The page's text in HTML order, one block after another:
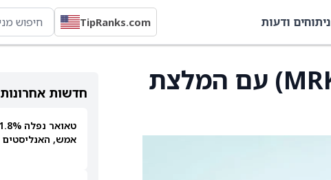
ניתוחים ודעות TipRanks.com
חדשות אחרונות
Barclays החלו לסקר את Merck ‏(MRK) עם המלצת